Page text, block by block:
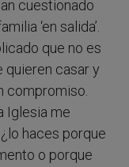
cuestionado
‘en salida’.
que no es
quieren casar y
compromiso.
Iglesia me
haces porque
o porque